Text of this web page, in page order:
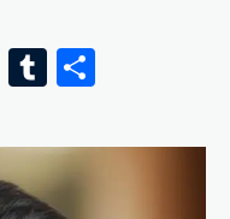
Pinterest
Tumblr